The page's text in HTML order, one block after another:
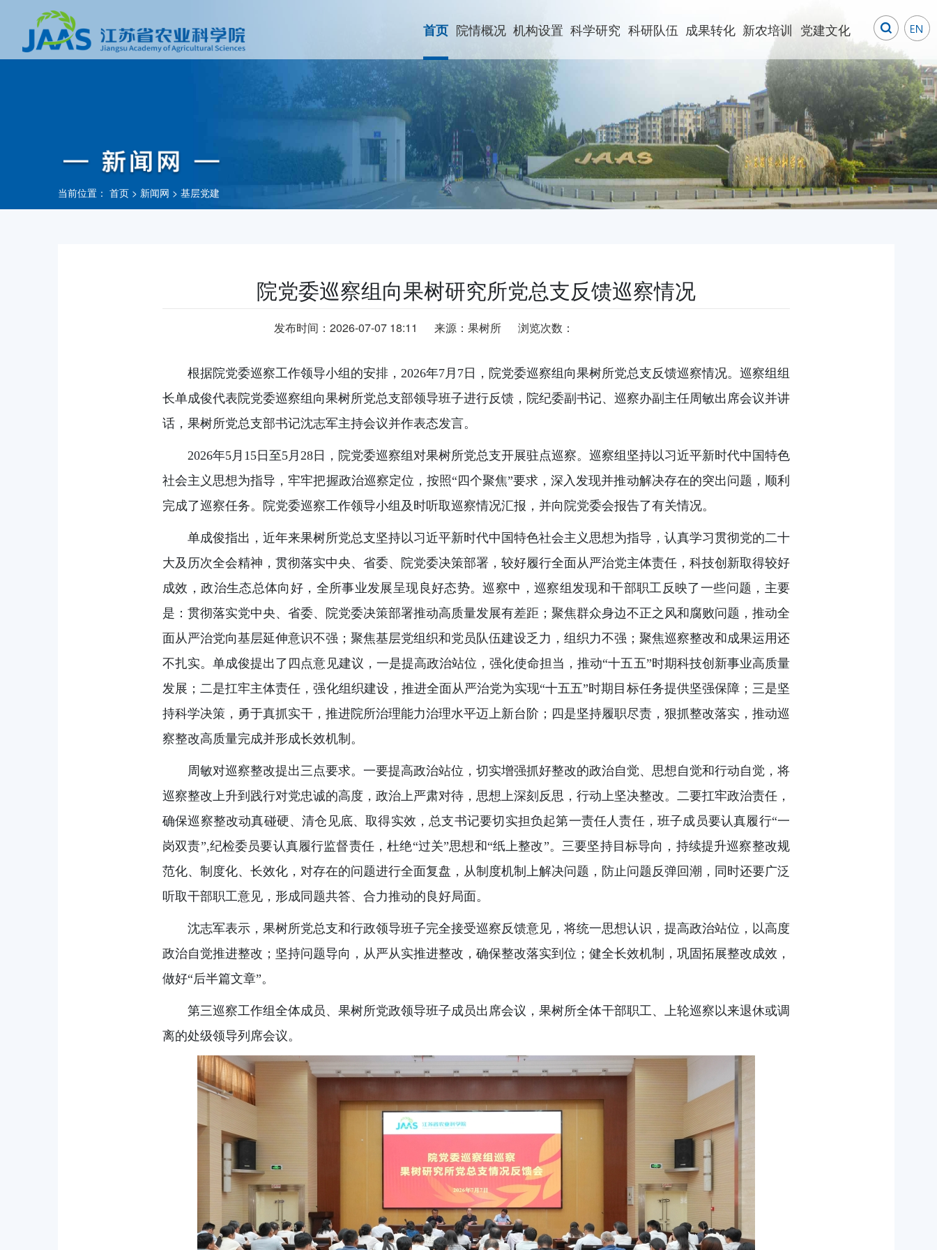
首页 院情概况 机构设置 科学研究 科研队伍 成果转化 新农培训 党建文化
当前位置： 首页 > 新闻网 > 基层党建
院党委巡察组向果树研究所党总支反馈巡察情况
发布时间：2026-07-07 18:11 来源：果树所 浏览次数：
根据院党委巡察工作领导小组的安排，2026年7月7日，院党委巡察组向果树所党总支反馈巡察情况。巡察组组
长单成俊代表院党委巡察组向果树所党总支部领导班子进行反馈，院纪委副书记、巡察办副主任周敏出席会议并讲
话，果树所党总支部书记沈志军主持会议并作表态发言。
2026年5月15日至5月28日，院党委巡察组对果树所党总支开展驻点巡察。巡察组坚持以习近平新时代中国特色
社会主义思想为指导，牢牢把握政治巡察定位，按照“四个聚焦”要求，深入发现并推动解决存在的突出问题，顺利
完成了巡察任务。院党委巡察工作领导小组及时听取巡察情况汇报，并向院党委会报告了有关情况。
单成俊指出，近年来果树所党总支坚持以习近平新时代中国特色社会主义思想为指导，认真学习贯彻党的二十
大及历次全会精神，贯彻落实中央、省委、院党委决策部署，较好履行全面从严治党主体责任，科技创新取得较好
成效，政治生态总体向好，全所事业发展呈现良好态势。巡察中，巡察组发现和干部职工反映了一些问题，主要
是：贯彻落实党中央、省委、院党委决策部署推动高质量发展有差距；聚焦群众身边不正之风和腐败问题，推动全
面从严治党向基层延伸意识不强；聚焦基层党组织和党员队伍建设乏力，组织力不强；聚焦巡察整改和成果运用还
不扎实。单成俊提出了四点意见建议，一是提高政治站位，强化使命担当，推动“十五五”时期科技创新事业高质量
发展；二是扛牢主体责任，强化组织建设，推进全面从严治党为实现“十五五”时期目标任务提供坚强保障；三是坚
持科学决策，勇于真抓实干，推进院所治理能力治理水平迈上新台阶；四是坚持履职尽责，狠抓整改落实，推动巡
察整改高质量完成并形成长效机制。
周敏对巡察整改提出三点要求。一要提高政治站位，切实增强抓好整改的政治自觉、思想自觉和行动自觉，将
巡察整改上升到践行对党忠诚的高度，政治上严肃对待，思想上深刻反思，行动上坚决整改。二要扛牢政治责任，
确保巡察整改动真碰硬、清仓见底、取得实效，总支书记要切实担负起第一责任人责任，班子成员要认真履行“一
岗双责”,纪检委员要认真履行监督责任，杜绝“过关”思想和“纸上整改”。三要坚持目标导向，持续提升巡察整改规
范化、制度化、长效化，对存在的问题进行全面复盘，从制度机制上解决问题，防止问题反弹回潮，同时还要广泛
听取干部职工意见，形成同题共答、合力推动的良好局面。
沈志军表示，果树所党总支和行政领导班子完全接受巡察反馈意见，将统一思想认识，提高政治站位，以高度
政治自觉推进整改；坚持问题导向，从严从实推进整改，确保整改落实到位；健全长效机制，巩固拓展整改成效，
做好“后半篇文章”。
第三巡察工作组全体成员、果树所党政领导班子成员出席会议，果树所全体干部职工、上轮巡察以来退休或调
离的处级领导列席会议。